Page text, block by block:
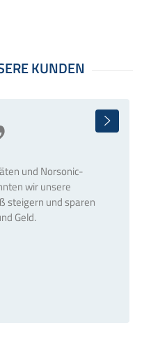
und Norsonic-
wir unsere
steigern und sparen
Geld.